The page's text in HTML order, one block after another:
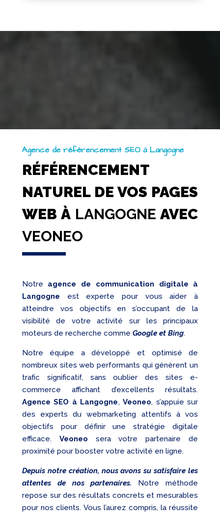
Agence de référencement SEO à Langogne
RÉFÉRENCEMENT
NATUREL DE VOS PAGES
WEB À LANGOGNE AVEC
VEONEO
Notre agence de communication digitale à
Langogne est experte pour vous aider à
atteindre vos objectifs en s’occupant de la
visibilité de votre activité sur les principaux
moteurs de recherche comme Google et Bing.
Notre équipe a développé et optimisé de
nombreux sites web performants qui génèrent un
trafic significatif, sans oublier des sites e-
commerce affichant d’excellents résultats.
Agence SEO à Langogne,Veoneo, s’appuie sur
des experts du webmarketing attentifs à vos
objectifs pour définir une stratégie digitale
efficace. Veoneo sera votre partenaire de
proximité pour booster votre activité en ligne.
Depuis notre création, nous avons su satisfaire les
attentes de nos partenaires. Notre méthode
repose sur des résultats concrets et mesurables
pour nos clients. Vous l’aurez compris, la réussite